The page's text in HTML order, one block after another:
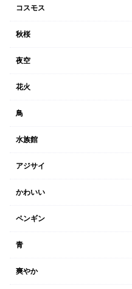
コスモス
秋桜
夜空
花火
鳥
水族館
アジサイ
かわいい
ペンギン
青
爽やか